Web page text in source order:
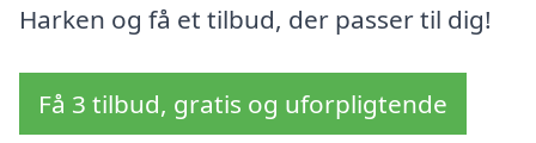
Harken og få et tilbud, der passer til dig!
Få 3 tilbud, gratis og uforpligtende